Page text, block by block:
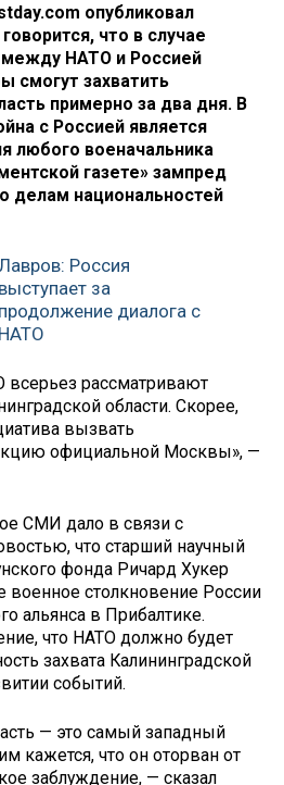
опубликовал
что в случае
между НАТО и Россией
смогут захватить
примерно за два дня. В
с Россией является
любого военачальника
газете» зампред
делам национальностей
Россия
выступает за
продолжение диалога с
НАТО
рассматривают
области. Скорее,
вызвать
официальной Москвы», —
СМИ дало в связи с
что старший научный
фонда Ричард Хукер
военное столкновение России
альянса в Прибалтике.
что НАТО должно будет
захвата Калининградской
событий.
— это самый западный
кажется, что он оторван от
заблуждение, — сказал